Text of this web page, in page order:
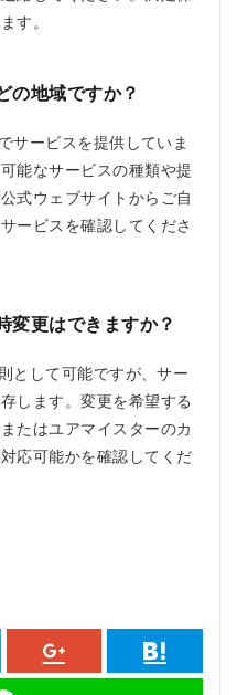
す。
の地域ですか？
サービスを提供していま
能なサービスの種類や提
式ウェブサイトからご自
ービスを確認してくださ
変更はできますか？
として可能ですが、サー
します。変更を希望する
たはユアマイスターのカ
応可能かを確認してくだ